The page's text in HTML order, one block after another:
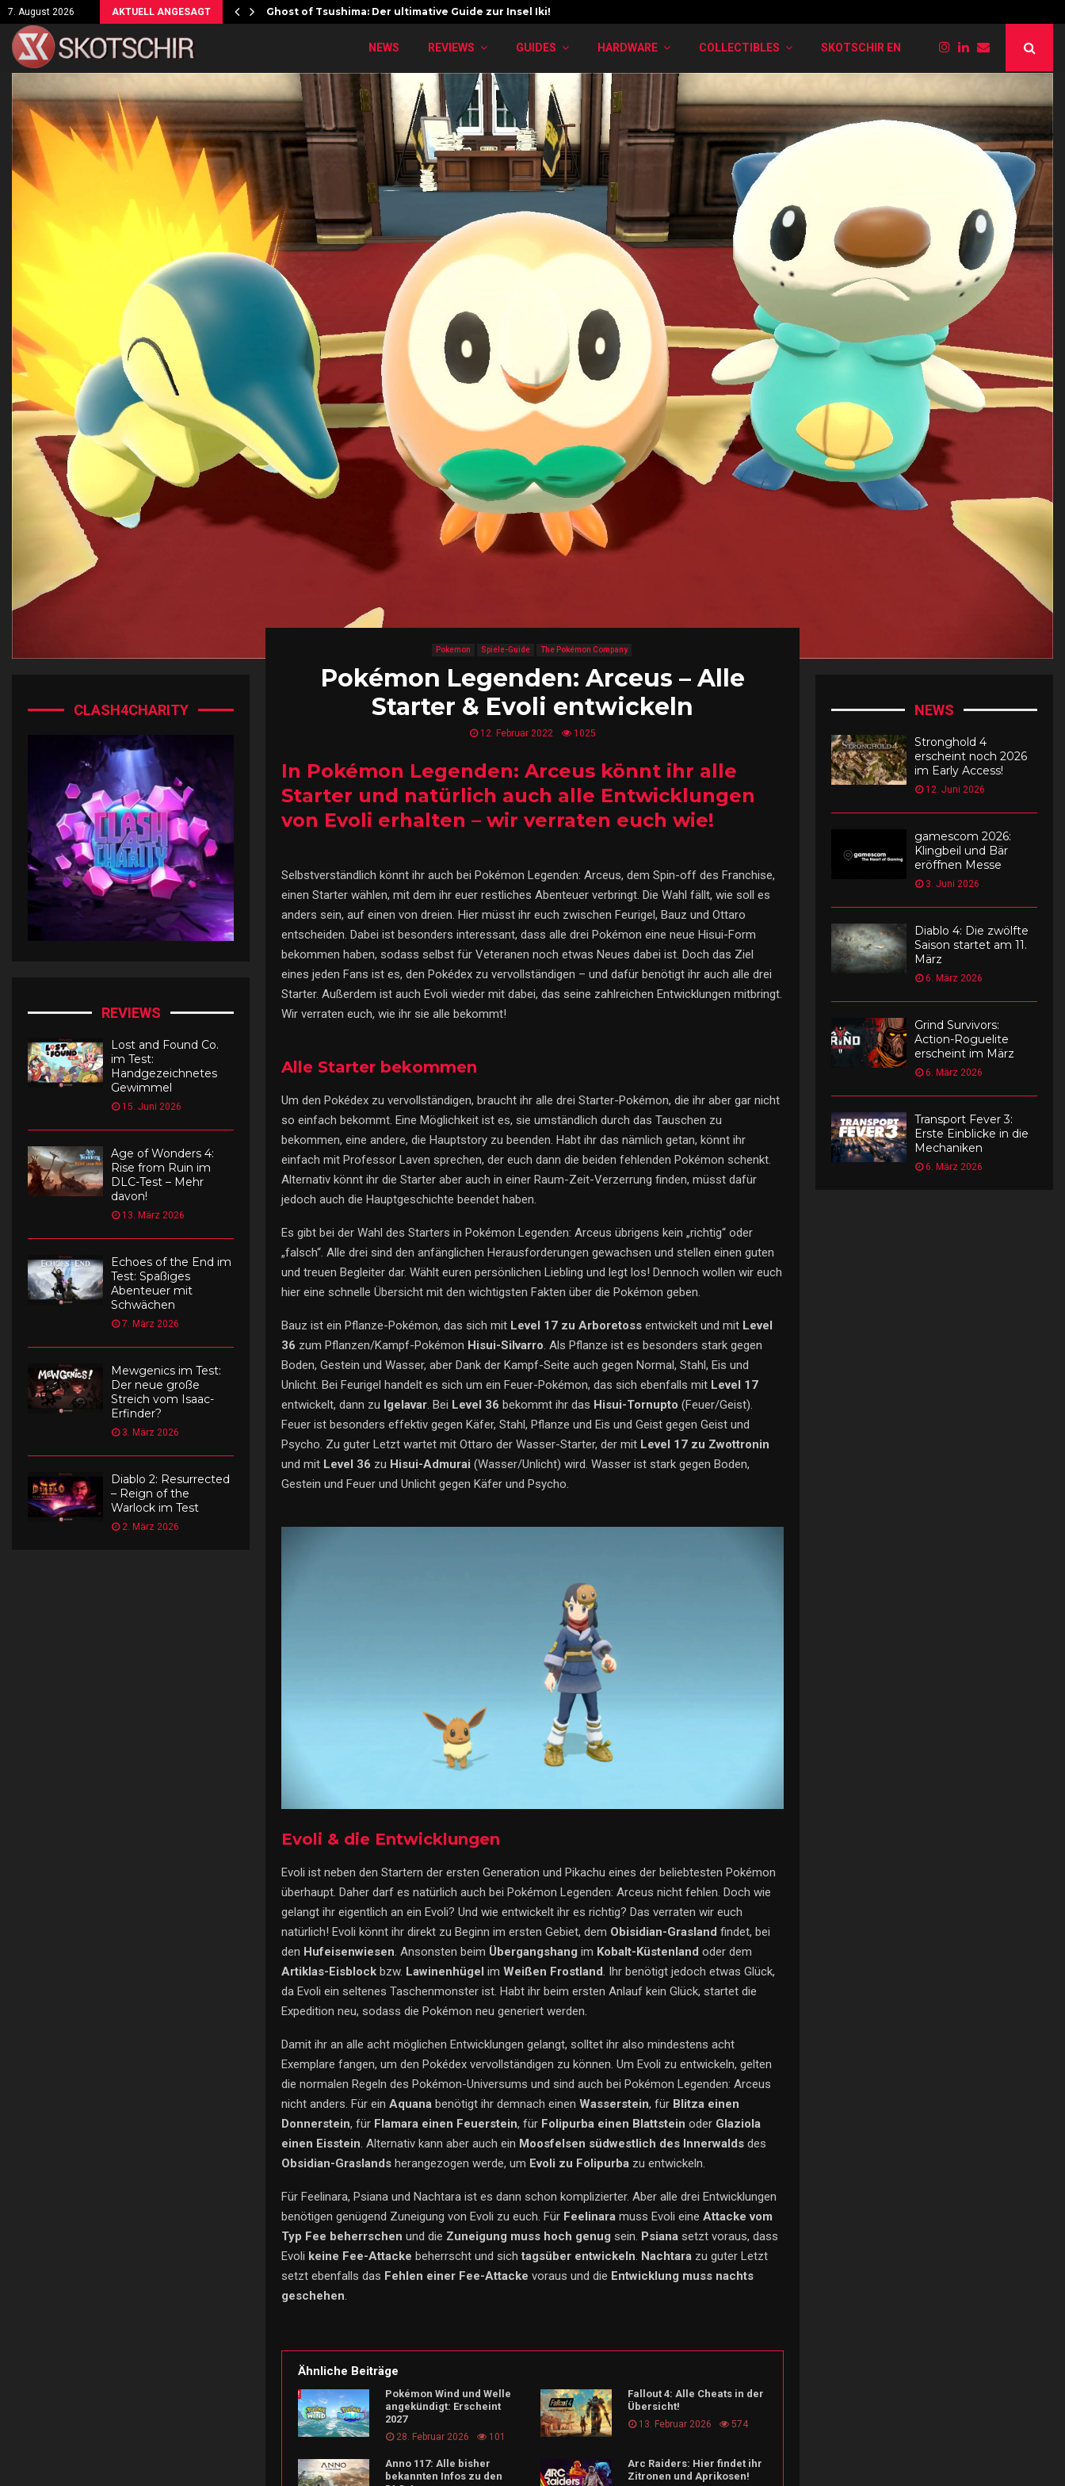
7. August 2026 AKTUELL ANGESAGT Ghost of Tsushima: Der ultimative Guide zur Insel Iki!
NEWS REVIEWS GUIDES HARDWARE COLLECTIBLES SKOTSCHIR EN
Pokemon Spiele-Guide The Pokémon Company
Pokémon Legenden: Arceus – Alle
Starter & Evoli entwickeln
12. Februar 2022 1025
In Pokémon Legenden: Arceus könnt ihr alle
Starter und natürlich auch alle Entwicklungen
von Evoli erhalten – wir verraten euch wie!
Selbstverständlich könnt ihr auch bei Pokémon Legenden: Arceus, dem Spin-off des Franchise,
einen Starter wählen, mit dem ihr euer restliches Abenteuer verbringt. Die Wahl fällt, wie soll es
anders sein, auf einen von dreien. Hier müsst ihr euch zwischen Feurigel, Bauz und Ottaro
entscheiden. Dabei ist besonders interessant, dass alle drei Pokémon eine neue Hisui-Form
bekommen haben, sodass selbst für Veteranen noch etwas Neues dabei ist. Doch das Ziel
eines jeden Fans ist es, den Pokédex zu vervollständigen – und dafür benötigt ihr auch alle drei
Starter. Außerdem ist auch Evoli wieder mit dabei, das seine zahlreichen Entwicklungen mitbringt.
Wir verraten euch, wie ihr sie alle bekommt!
Alle Starter bekommen
Um den Pokédex zu vervollständigen, braucht ihr alle drei Starter-Pokémon, die ihr aber gar nicht
so einfach bekommt. Eine Möglichkeit ist es, sie umständlich durch das Tauschen zu
bekommen, eine andere, die Hauptstory zu beenden. Habt ihr das nämlich getan, könnt ihr
einfach mit Professor Laven sprechen, der euch dann die beiden fehlenden Pokémon schenkt.
Alternativ könnt ihr die Starter aber auch in einer Raum-Zeit-Verzerrung finden, müsst dafür
jedoch auch die Hauptgeschichte beendet haben.
Es gibt bei der Wahl des Starters in Pokémon Legenden: Arceus übrigens kein „richtig“ oder
„falsch“. Alle drei sind den anfänglichen Herausforderungen gewachsen und stellen einen guten
und treuen Begleiter dar. Wählt euren persönlichen Liebling und legt los! Dennoch wollen wir euch
hier eine schnelle Übersicht mit den wichtigsten Fakten über die Pokémon geben.
Bauz ist ein Pflanze-Pokémon, das sich mit Level 17 zu Arboretoss entwickelt und mit Level
36 zum Pflanzen/Kampf-Pokémon Hisui-Silvarro. Als Pflanze ist es besonders stark gegen
Boden, Gestein und Wasser, aber Dank der Kampf-Seite auch gegen Normal, Stahl, Eis und
Unlicht. Bei Feurigel handelt es sich um ein Feuer-Pokémon, das sich ebenfalls mit Level 17
entwickelt, dann zu Igelavar. Bei Level 36 bekommt ihr das Hisui-Tornupto (Feuer/Geist).
Feuer ist besonders effektiv gegen Käfer, Stahl, Pflanze und Eis und Geist gegen Geist und
Psycho. Zu guter Letzt wartet mit Ottaro der Wasser-Starter, der mit Level 17 zu Zwottronin
und mit Level 36 zu Hisui-Admurai (Wasser/Unlicht) wird. Wasser ist stark gegen Boden,
Gestein und Feuer und Unlicht gegen Käfer und Psycho.
Evoli & die Entwicklungen
Evoli ist neben den Startern der ersten Generation und Pikachu eines der beliebtesten Pokémon
überhaupt. Daher darf es natürlich auch bei Pokémon Legenden: Arceus nicht fehlen. Doch wie
gelangt ihr eigentlich an ein Evoli? Und wie entwickelt ihr es richtig? Das verraten wir euch
natürlich! Evoli könnt ihr direkt zu Beginn im ersten Gebiet, dem Obisidian-Grasland findet, bei
den Hufeisenwiesen. Ansonsten beim Übergangshang im Kobalt-Küstenland oder dem
Artiklas-Eisblock bzw. Lawinenhügel im Weißen Frostland. Ihr benötigt jedoch etwas Glück,
da Evoli ein seltenes Taschenmonster ist. Habt ihr beim ersten Anlauf kein Glück, startet die
Expedition neu, sodass die Pokémon neu generiert werden.
Damit ihr an alle acht möglichen Entwicklungen gelangt, solltet ihr also mindestens acht
Exemplare fangen, um den Pokédex vervollständigen zu können. Um Evoli zu entwickeln, gelten
die normalen Regeln des Pokémon-Universums und sind auch bei Pokémon Legenden: Arceus
nicht anders. Für ein Aquana benötigt ihr demnach einen Wasserstein, für Blitza einen
Donnerstein, für Flamara einen Feuerstein, für Folipurba einen Blattstein oder Glaziola
einen Eisstein. Alternativ kann aber auch ein Moosfelsen südwestlich des Innerwalds des
Obsidian-Graslands herangezogen werde, um Evoli zu Folipurba zu entwickeln.
Für Feelinara, Psiana und Nachtara ist es dann schon komplizierter. Aber alle drei Entwicklungen
benötigen genügend Zuneigung von Evoli zu euch. Für Feelinara muss Evoli eine Attacke vom
Typ Fee beherrschen und die Zuneigung muss hoch genug sein. Psiana setzt voraus, dass
Evoli keine Fee-Attacke beherrscht und sichtagsüber entwickeln. Nachtara zu guter Letzt
setzt ebenfalls das Fehlen einer Fee-Attacke voraus und die Entwicklung muss nachts
geschehen.
Ähnliche Beiträge
Pokémon Wind und Welle
angekündigt: Erscheint
2027
28. Februar 2026 101
Fallout 4: Alle Cheats in der
Übersicht!
13. Februar 2026 574
Anno 117: Alle bisher
bekannten Infos zu den
Arc Raiders: Hier findet ihr
Zitronen und Aprikosen!
CLASH4CHARITY
REVIEWS
Lost and Found Co.
im Test:
Handgezeichnetes
Gewimmel
15. Juni 2026
Age of Wonders 4:
Rise from Ruin im
DLC-Test – Mehr
davon!
13. März 2026
Echoes of the End im
Test: Spaßiges
Abenteuer mit
Schwächen
7. März 2026
Mewgenics im Test:
Der neue große
Streich vom Isaac-
Erfinder?
3. März 2026
Diablo 2: Resurrected
– Reign of the
Warlock im Test
2. März 2026
NEWS
Stronghold 4
erscheint noch 2026
im Early Access!
12. Juni 2026
gamescom 2026:
Klingbeil und Bär
eröffnen Messe
3. Juni 2026
Diablo 4: Die zwölfte
Saison startet am 11.
März
6. März 2026
Grind Survivors:
Action-Roguelite
erscheint im März
6. März 2026
Transport Fever 3:
Erste Einblicke in die
Mechaniken
6. März 2026